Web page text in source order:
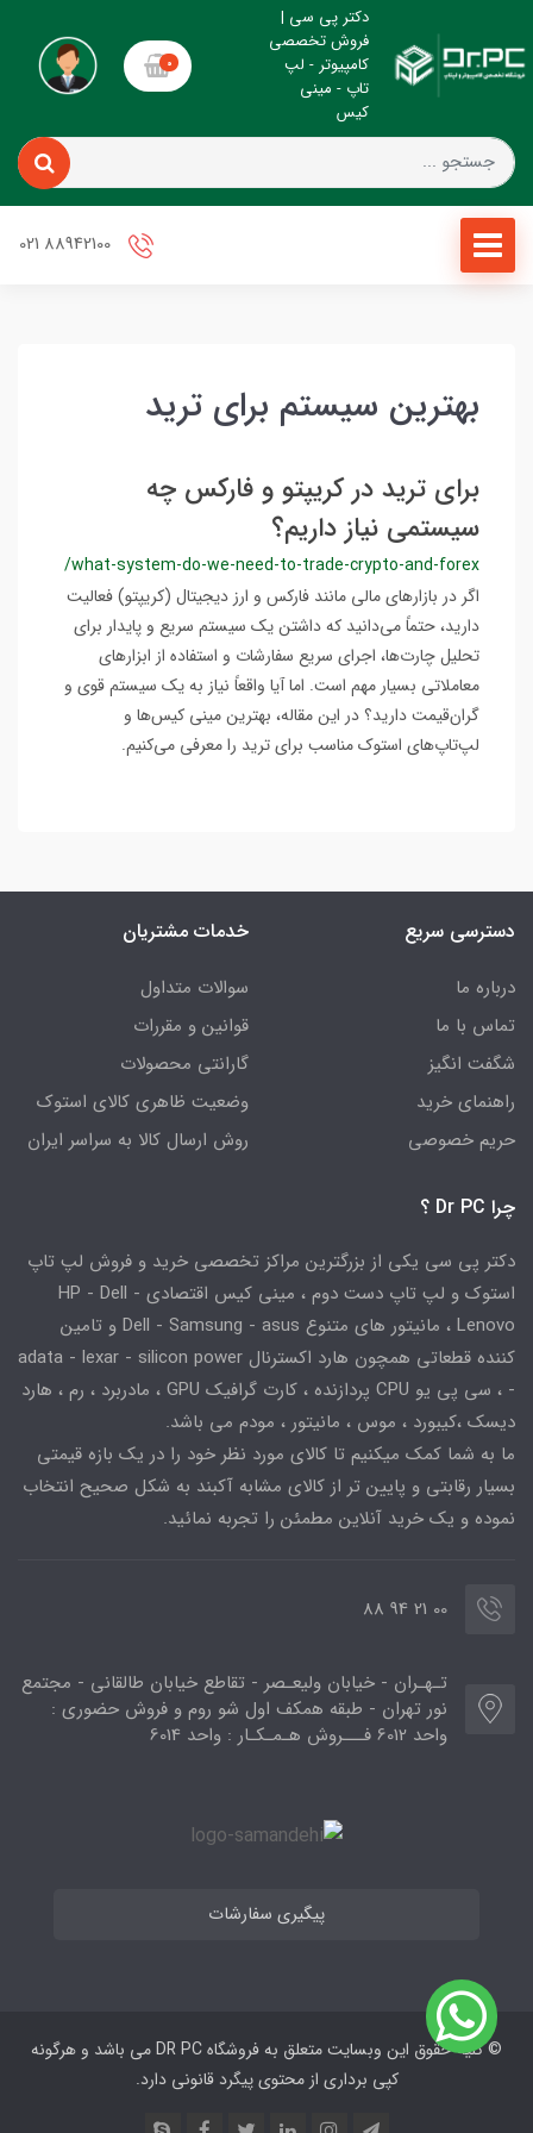
دکتر پی سی |
فروش تخصصی
کامپیوتر - لپ
تاپ - مینی
کیس
0
بهترین سیستم برای ترید
برای ترید در کریپتو و فارکس چه
سیستمی نیاز داریم؟
/what-system-do-we-need-to-trade-crypto-and-forex
اگر در بازارهای مالی مانند فارکس و ارز دیجیتال (کریپتو) فعالیت
دارید، حتماً می‌دانید که داشتن یک سیستم سریع و پایدار برای
تحلیل چارت‌ها، اجرای سریع سفارشات و استفاده از ابزارهای
معاملاتی بسیار مهم است. اما آیا واقعاً نیاز به یک سیستم قوی و
گران‌قیمت دارید؟ در این مقاله، بهترین مینی کیس‌ها و
لپ‌تاپ‌های استوک مناسب برای ترید را معرفی می‌کنیم.
دسترسی سریع
درباره ما
تماس با ما
شگفت انگیز
راهنمای خرید
حریم خصوصی
خدمات مشتریان
سوالات متداول
قوانین و مقررات
گارانتی محصولات
وضعیت ظاهری کالای استوک
روش ارسال کالا به سراسر ایران
چرا Dr PC ؟
دکتر پی سی یکی از بزرگترین مراکز تخصصی خرید و فروش لپ تاپ
استوک و لپ تاپ دست دوم ، مینی کیس اقتصادی HP - Dell -
Lenovo ، مانیتور های متنوع Dell - Samsung - asus و تامین
کننده قطعاتی همچون هارد اکسترنال adata - lexar - silicon power
- ، سی پی یو CPU پردازنده ، کارت گرافیک GPU ، مادربرد ، رم ، هارد
دیسک ،کیبورد ، موس ، مانیتور ، مودم می باشد.
ما به شما کمک میکنیم تا کالای مورد نظر خود را در یک بازه قیمتی
بسیار رقابتی و پایین تر از کالای مشابه آکبند به شکل صحیح انتخاب
نموده و یک خرید آنلاین مطمئن را تجربه نمائید.
00 21 94 88
تـهـران - خیابان ولیعـصر - تقاطع خیابان طالقانی - مجتمع
نور تهران - طبقه همکف اول شو روم و فروش حضوری :
واحد 6012 فـــروش هـمـکـار : واحد 6014
پیگیری سفارشات
© کلیه حقوق این وبسایت متعلق به فروشگاه DR PC می ‌باشد و هرگونه
کپی برداری از محتوی پیگرد قانونی دارد.